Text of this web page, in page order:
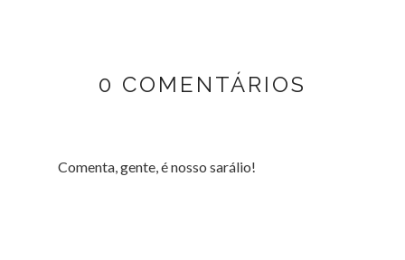
0 COMENTÁRIOS
Comenta, gente, é nosso sarálio!